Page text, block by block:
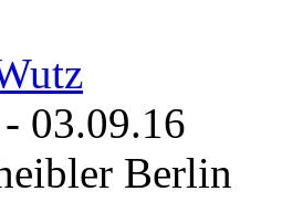
- 03.09.16
Berlin